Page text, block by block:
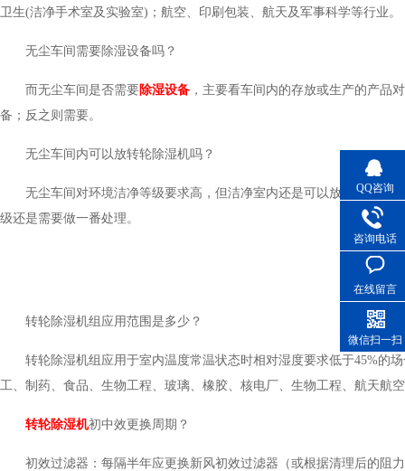
卫生(洁净手术室及实验室)；航空、印刷包装、航天及军事科学等行业。
无尘车间需要除湿设备吗？
而无尘车间是否需要除湿设备 ，主要看车间内的存放或生产的产品
备；反之则需要。
无尘车间内可以放转轮除湿机吗？
无尘车间对环境洁净等级要求高，但洁净室内还是可以放置转轮除
级还是需要做一番处理。
转轮除湿机组应用范围是多少？
转轮除湿机组应用于室内温度常温状态时相对湿度要求低于45%的
工、制药、食品、生物工程、玻璃、橡胶、核电厂、生物工程、航天航
转轮除湿机初中效更换周期？
初效过滤器：每隔半年应更换新风初效过滤器（或根据清理后的阻
QQ咨询
咨询电话
在线留言
微信扫一扫